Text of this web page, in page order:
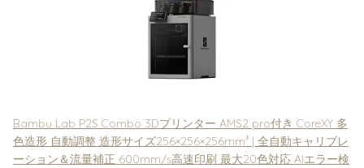
Bambu Lab P2S Combo 3Dプリンター AMS2 pro付き CoreXY 多
色造形 自動調整 造形サイズ256×256×256mm³ | 全自動キャリブレ
ーション＆流量補正 600mm/s高速印刷 最大20色対応 AIエラー検